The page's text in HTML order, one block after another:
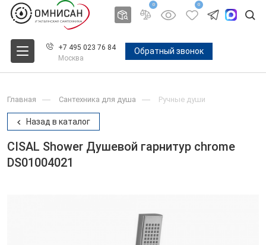
0 0
+7 495 023 76 84
Москва
Обратный звонок
Главная Сантехника для душа Ручные души
Назад в каталог
CISAL Shower Душевой гарнитур chrome
DS01004021